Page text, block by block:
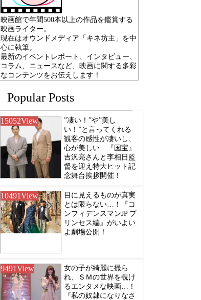
映画館で年間500本以上の作品を鑑賞する
映画ライター。
現在はオウンドメディア「キネ坊主」を中
心に執筆。
最新のイベントレポート、インタビュー、
コラム、ニュースなど、映画に関する多彩
なコンテンツをお伝えします！
Popular Posts
15052View
”凄い！”や”美し
い！”と言ってくれる
観客の感性が凄いし、
心が美しい…『国宝』
吉沢亮さんと李相日監
督を迎え特大ヒット記
念舞台挨拶開催！
10491View
目に見えるものが真実
とは限らない…！『コ
ンフィデンスマンJP プ
リンセス編』がいよい
よ劇場公開！
9491View
女の子が綺麗に撮ら
れ、ＳＭの世界を覗け
るエンタメな映画…！
『私の奴隷になりなさ